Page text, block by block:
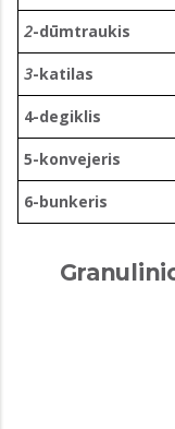
2-dūmtraukis
3-katilas
4-degiklis
5-konvejeris
6-bunkeris